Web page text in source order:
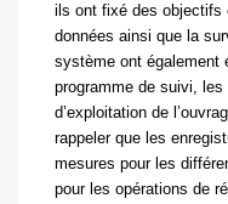
ils ont fixé des objectifs
données ainsi que la
système ont également
programme de suivi,
d’exploitation de
rappeler que les
mesures pour les
pour les opérations de